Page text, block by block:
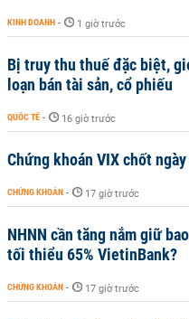
KINH DOANH - 1 giờ trước
Bị truy thu thuế đặc biệt,
loạn bán tài sản, cổ phiếu
QUỐC TẾ - 16 giờ trước
Chứng khoán VIX chốt
CHỨNG KHOÁN - 17 giờ trước
NHNN cần tăng nắm giữ
tối thiểu 65% VietinBank?
CHỨNG KHOÁN - 17 giờ trước